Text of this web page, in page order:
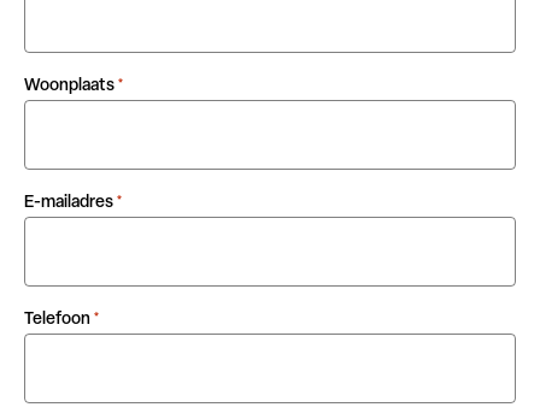
Woonplaats *
E-mailadres *
Telefoon *